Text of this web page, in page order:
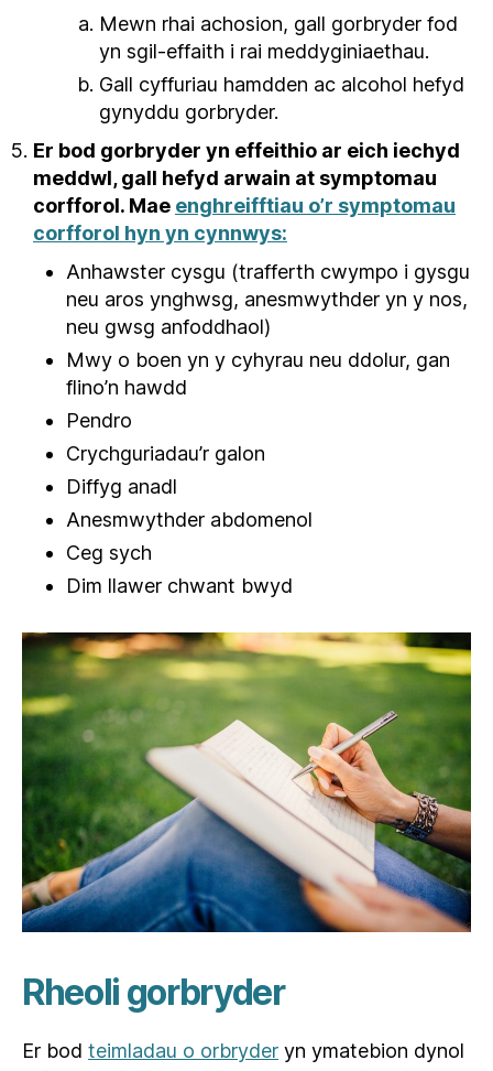
Mewn rhai achosion, gall gorbryder fod
yn sgil-effaith i rai meddyginiaethau.
Gall cyffuriau hamdden ac alcohol hefyd
gynyddu gorbryder.
Er bod gorbryder yn effeithio ar eich iechyd
meddwl, gall hefyd arwain at symptomau
corfforol. Mae enghreifftiau o’r symptomau
corfforol hyn yn cynnwys:
Anhawster cysgu (trafferth cwympo i gysgu
neu aros ynghwsg, anesmwythder yn y nos,
neu gwsg anfoddhaol)
Mwy o boen yn y cyhyrau neu ddolur, gan
flino’n hawdd
Pendro
Crychguriadau’r galon
Diffyg anadl
Anesmwythder abdomenol
Ceg sych
Dim llawer chwant bwyd
Rheoli gorbryder
Er bod teimladau o orbryder yn ymatebion dynol